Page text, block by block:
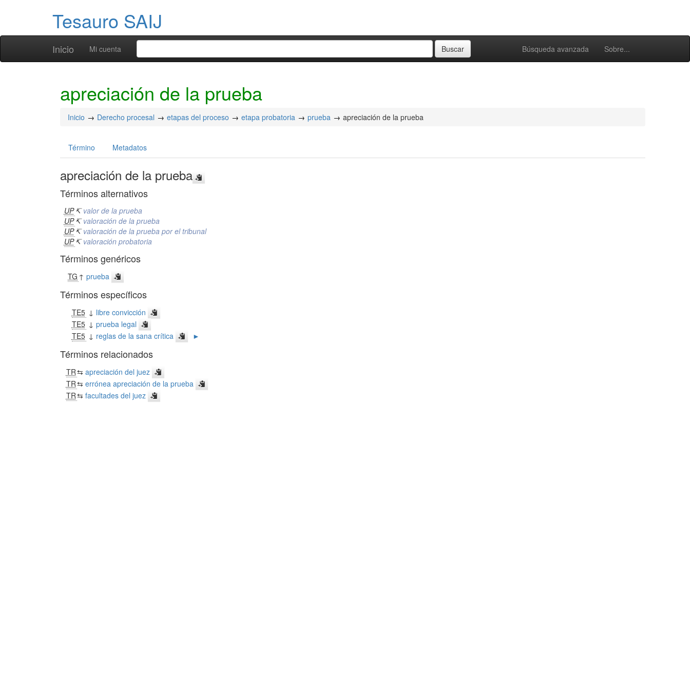
Tesauro SAIJ
Inicio Búsqueda avanzada Sobre...
Mi cuenta
apreciación de la prueba
Inicio Derecho procesal etapas del proceso etapa probatoria prueba apreciación de la prueba
Término Metadatos
apreciación de la prueba
Términos alternativos
UP ↸valor de la prueba
UP ↸valoración de la prueba
UP ↸valoración de la prueba por el tribunal
UP ↸valoración probatoria
Términos genéricos
TG ↑prueba
Términos específicos
TE5 ↓ libre convicción
TE5 ↓ prueba legal
TE5 ↓ reglas de la sana crítica ►
Términos relacionados
TR⇆ apreciación del juez
TR⇆ errónea apreciación de la prueba
TR⇆ facultades del juez